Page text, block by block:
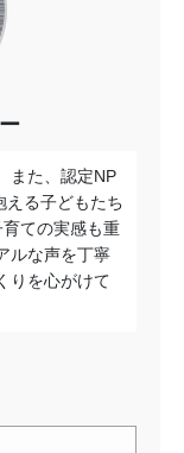
また、認定NP
える子どもたち
ての実感も重
ルな声を丁寧
りを心がけて